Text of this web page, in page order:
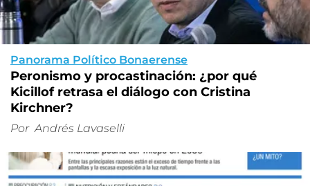
Panorama Político Bonaerense
Peronismo y procastinación: ¿por qué
Kicillof retrasa el diálogo con Cristina
Kirchner?
Por Andrés Lavaselli